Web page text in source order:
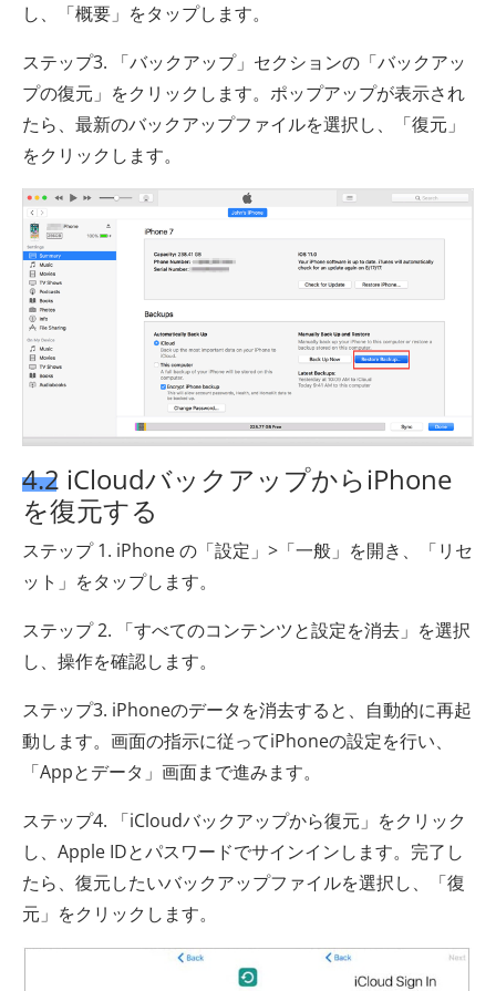
し、「概要」をタップします。
ステップ3. 「バックアップ」セクションの「バックアッ
プの復元」をクリックします。ポップアップが表示され
たら、最新のバックアップファイルを選択し、「復元」
をクリックします。
4.2 iCloudバックアップからiPhone
を復元する
ステップ 1. iPhone の「設定」>「一般」を開き、「リセ
ット」をタップします。
ステップ 2. 「すべてのコンテンツと設定を消去」を選択
し、操作を確認します。
ステップ3. iPhoneのデータを消去すると、自動的に再起
動します。画面の指示に従ってiPhoneの設定を行い、
「Appとデータ」画面まで進みます。
ステップ4. 「iCloudバックアップから復元」をクリック
し、Apple IDとパスワードでサインインします。完了し
たら、復元したいバックアップファイルを選択し、「復
元」をクリックします。